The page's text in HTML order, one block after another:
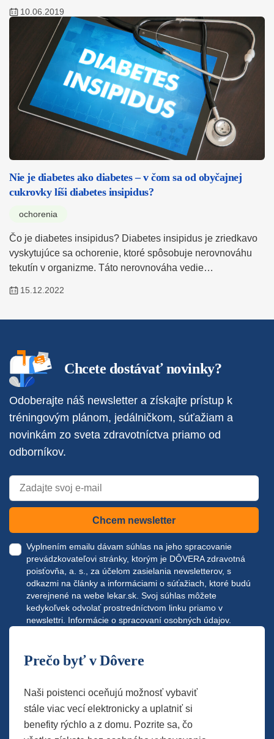
10.06.2019
Nie je diabetes ako diabetes – v čom sa od obyčajnej
cukrovky líši diabetes insipidus?
ochorenia
Čo je diabetes insipidus? Diabetes insipidus je zriedkavo
vyskytujúce sa ochorenie, ktoré spôsobuje nerovnováhu
tekutín v organizme. Táto nerovnováha vedie…
15.12.2022
Chcete dostávať novinky?
Odoberajte náš newsletter a získajte prístup k
tréningovým plánom, jedálničkom, súťažiam a
novinkám zo sveta zdravotníctva priamo od
odborníkov.
Chcem newsletter
Vyplnením emailu dávam súhlas na jeho spracovanie
prevádzkovateľovi stránky, ktorým je DÔVERA zdravotná
poisťovňa, a. s., za účelom zasielania newsletterov, s
odkazmi na články a informáciami o súťažiach, ktoré budú
zverejnené na webe lekar.sk. Svoj súhlas môžete
kedykoľvek odvolať prostredníctvom linku priamo v
newslettri. Informácie o spracovaní osobných údajov.
Prečo byť v Dôvere
Naši poistenci oceňujú možnosť vybaviť
stále viac vecí elektronicky a uplatniť si
benefity rýchlo a z domu. Pozrite sa, čo